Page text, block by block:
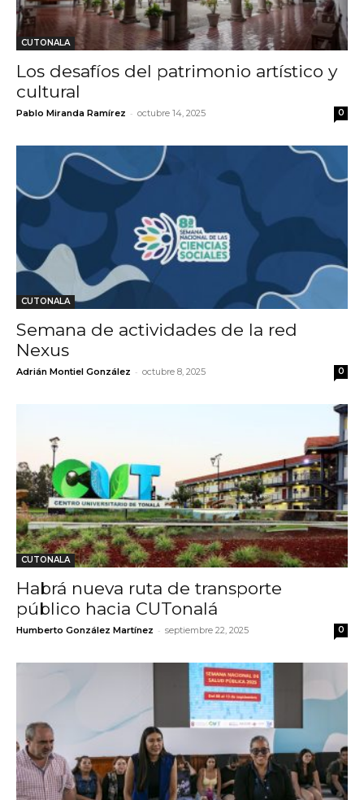
CUTONALA
Los desafíos del patrimonio artístico y
cultural
Pablo Miranda Ramírez - octubre 14, 2025 0
CUTONALA
Semana de actividades de la red
Nexus
Adrián Montiel González - octubre 8, 2025 0
CUTONALA
Habrá nueva ruta de transporte
público hacia CUTonalá
Humberto González Martínez - septiembre 22, 2025 0